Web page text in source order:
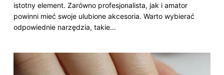
istotny element. Zarówno profesjonalista, jak i amator
powinni mieć swoje ulubione akcesoria. Warto wybierać
odpowiednie narzędzia, takie…